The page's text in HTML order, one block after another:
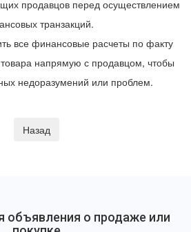
продавцов перед осуществлением
транзакций.
все финансовые расчеты по факту
напрямую с продавцом, чтобы
недоразумений или проблем.
объявления о продаже или